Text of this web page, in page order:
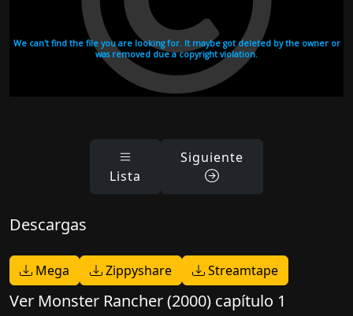
Lista
Siguiente
Descargas
Mega Zippyshare Streamtape
Ver Monster Rancher (2000) capítulo 1